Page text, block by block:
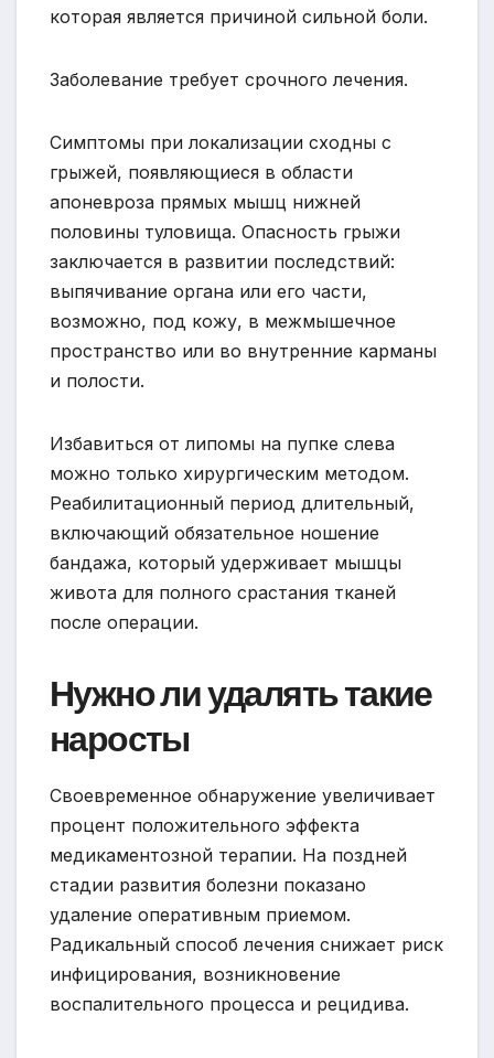
которая является причиной сильной боли.
Заболевание требует срочного лечения.
Симптомы при локализации сходны с
грыжей, появляющиеся в области
апоневроза прямых мышц нижней
половины туловища. Опасность грыжи
заключается в развитии последствий:
выпячивание органа или его части,
возможно, под кожу, в межмышечное
пространство или во внутренние карманы
и полости.
Избавиться от липомы на пупке слева
можно только хирургическим методом.
Реабилитационный период длительный,
включающий обязательное ношение
бандажа, который удерживает мышцы
живота для полного срастания тканей
после операции.
Нужно ли удалять такие
наросты
Своевременное обнаружение увеличивает
процент положительного эффекта
медикаментозной терапии. На поздней
стадии развития болезни показано
удаление оперативным приемом.
Радикальный способ лечения снижает риск
инфицирования, возникновение
воспалительного процесса и рецидива.